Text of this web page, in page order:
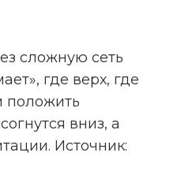
сложную сеть
где верх, где
положить
вниз, а
Источник: